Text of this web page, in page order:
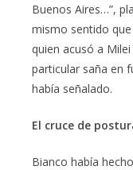
Buenos Aires…”,
mismo sentido
quien acusó a
particular saña en
había señalado.
El cruce de
Bianco había